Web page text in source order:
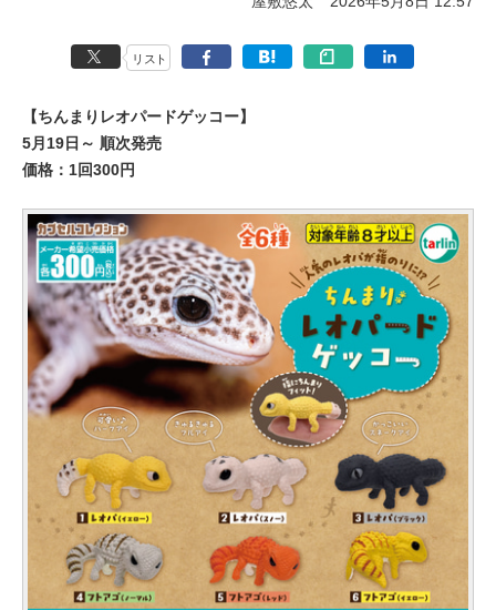
リスト
【ちんまりレオパードゲッコー】
5月19日～ 順次発売
価格：1回300円